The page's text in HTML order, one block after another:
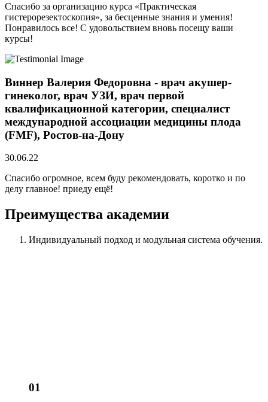
Спасибо за организацию курса «Практическая
гистерорезектоскопия», за бесценные знания и умения!
Понравилось все! С удовольствием вновь посещу ваши
курсы!
Виннер Валерия Федоровна - врач акушер-
гинеколог, врач УЗИ, врач первой
квалификационной категории, специалист
международной ассоциации медицины плода
(FMF), Ростов-на-Дону
30.06.22
Спасибо огромное, всем буду рекомендовать, коротко и по
делу главное! приеду ещё!
Преимущества академии
Индивидуальный подход и модульная система обучения.
01